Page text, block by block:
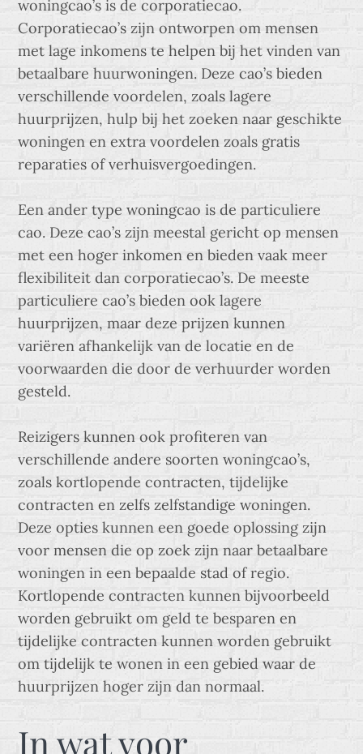
woningcao’s is de corporatiecao.
Corporatiecao’s zijn ontworpen om mensen
met lage inkomens te helpen bij het vinden van
betaalbare huurwoningen. Deze cao’s bieden
verschillende voordelen, zoals lagere
huurprijzen, hulp bij het zoeken naar geschikte
woningen en extra voordelen zoals gratis
reparaties of verhuisvergoedingen.
Een ander type woningcao is de particuliere
cao. Deze cao’s zijn meestal gericht op mensen
met een hoger inkomen en bieden vaak meer
flexibiliteit dan corporatiecao’s. De meeste
particuliere cao’s bieden ook lagere
huurprijzen, maar deze prijzen kunnen
variëren afhankelijk van de locatie en de
voorwaarden die door de verhuurder worden
gesteld.
Reizigers kunnen ook profiteren van
verschillende andere soorten woningcao’s,
zoals kortlopende contracten, tijdelijke
contracten en zelfs zelfstandige woningen.
Deze opties kunnen een goede oplossing zijn
voor mensen die op zoek zijn naar betaalbare
woningen in een bepaalde stad of regio.
Kortlopende contracten kunnen bijvoorbeeld
worden gebruikt om geld te besparen en
tijdelijke contracten kunnen worden gebruikt
om tijdelijk te wonen in een gebied waar de
huurprijzen hoger zijn dan normaal.
In wat voor